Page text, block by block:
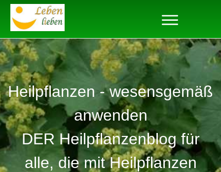
Heilpflanzen - wesensgemäß
anwenden
DER Heilpflanzenblog für
alle, die mit Heilpflanzen